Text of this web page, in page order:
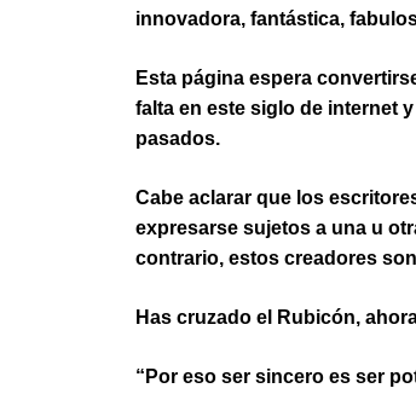
innovadora, fantástica,
Esta página espera
falta en este siglo de internet
pasados.
Cabe aclarar que los
expresarse sujetos a una u
contrario, estos creadores
Has cruzado el Rubicón,
“Por eso ser sincero es ser